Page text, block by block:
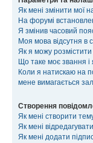
Як мені змінити мої
На форумі
Я змінив часовий
Моя мова відсутня в
Як я можу
Що таке моє звання і
Коли я натискаю на
мене вимагається
Створення
Як мені створити
Як мені
Як мені додати